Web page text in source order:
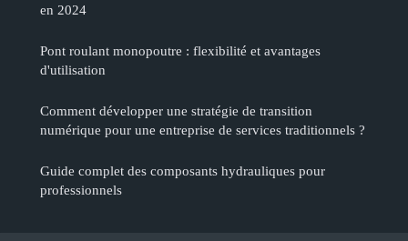
en 2024
Pont roulant monopoutre : flexibilité et avantages
d'utilisation
Comment développer une stratégie de transition
numérique pour une entreprise de services traditionnels ?
Guide complet des composants hydrauliques pour
professionnels